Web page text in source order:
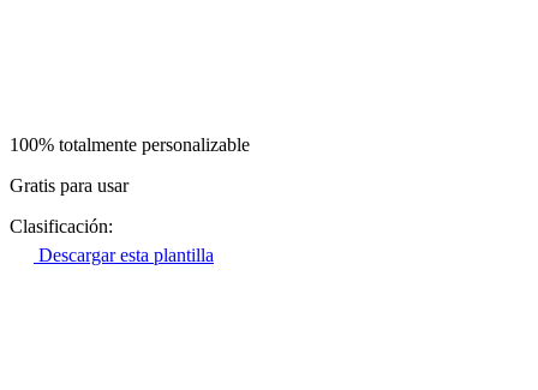
100% totalmente personalizable
Gratis para usar
Clasificación:
Descargar esta plantilla